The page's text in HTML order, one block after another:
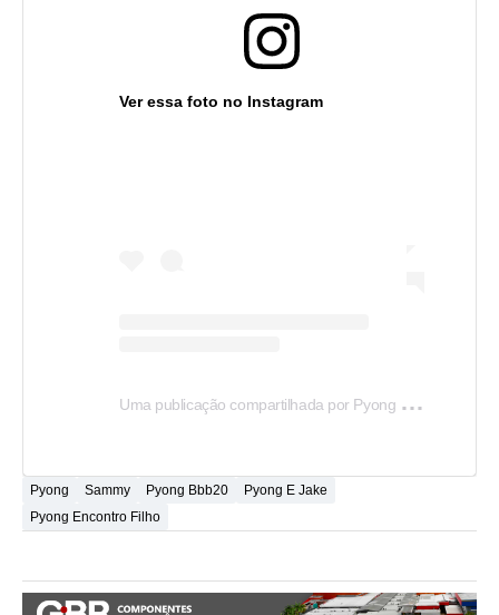
Ver essa foto no Instagram
U
ma publicação compartilhada por Pyong Lee (조영래) (@pyonglee)
Pyong Sammy Pyong Bbb20
Pyong E Jake
Pyong Encontro Filho